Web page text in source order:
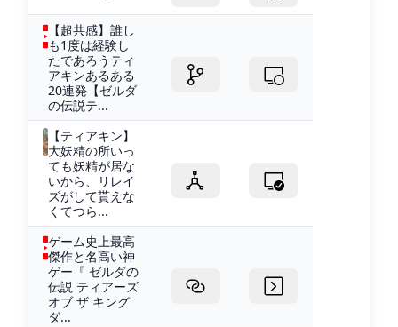
【超共感】誰し
も1度は経験し
たであろうティ
アキンあるある
20連発【ゼルダ
の伝説テ...
【ティアキン】
大妖精の所いっ
ても妖精が居な
いから、リレイ
ズがして貰えな
くてつら...
ゲーム史上最高
傑作と名高い神
ゲー『 ゼルダの
伝説 ティアーズ
オブ ザ キング
ダ...